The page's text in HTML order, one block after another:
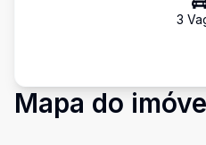
3
Mapa do